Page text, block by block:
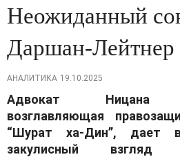
Неожиданный
Даршан-
АНАЛИТИКА 19.10.2025
Адвокат Ницана
возглавляющая
“Шурат ха-Дин”, дает
закулисный взгляд